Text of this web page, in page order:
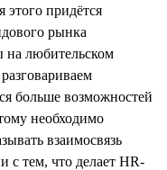
этого придётся
рынка
на любительском
больше возможностей
необходимо
взаимосвязь
с тем, что делает HR-